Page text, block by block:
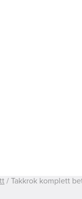
/ Takkrok komplett